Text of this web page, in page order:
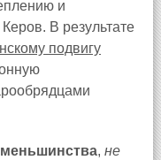
и
В результате
подвигу
, не